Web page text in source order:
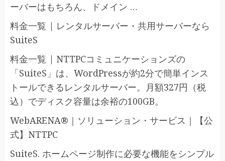
ーバーはもちろん、ドメイン …
料金一覧 | レンタルサーバー・共用サーバーなら
SuiteS
料金一覧 | NTTPCコミュニケーションズの
「SuiteS」は、WordPressが約2分で簡単インス
トールできるレンタルサーバー。月額327円（税
込）でディスク容量は余裕の100GB。
WebARENA®｜ソリューション・サービス｜【公
式】NTTPC
SuiteS. ホームページ制作に必要な機能をシンプル